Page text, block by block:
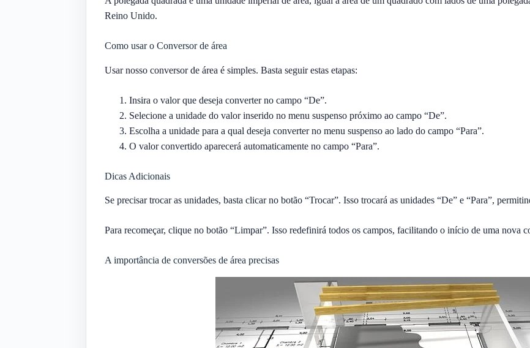
Reino Unido.
Como usar o Conversor de área
Usar nosso conversor de área é simples. Basta seguir estas etapas:
Insira o valor que deseja converter no campo “De”.
Selecione a unidade do valor inserido no menu suspenso próximo ao campo “De”.
Escolha a unidade para a qual deseja converter no menu suspenso ao lado do campo “Para”.
O valor convertido aparecerá automaticamente no campo “Para”.
Dicas Adicionais
Se precisar trocar as unidades, basta clicar no botão “Trocar”. Isso trocará as unidades “De” e “Para”,
Para recomeçar, clique no botão “Limpar”. Isso redefinirá todos os campos, facilitando o início de uma nova
A importância de conversões de área precisas